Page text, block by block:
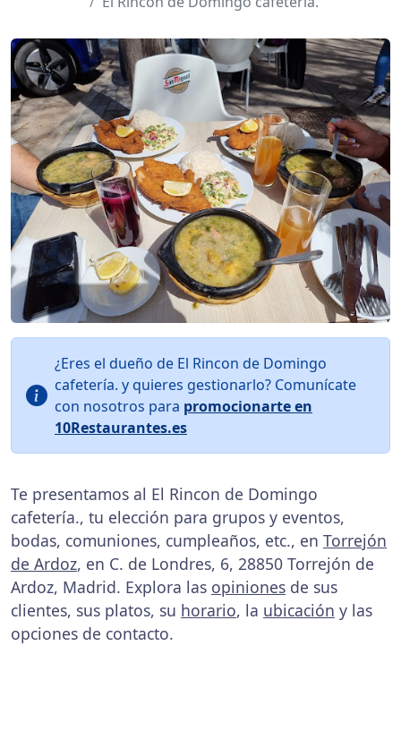
¿Eres el dueño de El Rincon de Domingo
cafetería. y quieres gestionarlo? Comunícate
con nosotros para promocionarte en
10Restaurantes.es
Te presentamos al El Rincon de Domingo
cafetería., tu elección para grupos y eventos,
bodas, comuniones, cumpleaños, etc., en Torrejón
de Ardoz, en C. de Londres, 6, 28850 Torrejón de
Ardoz, Madrid. Explora las opiniones de sus
clientes, sus platos, su horario, la ubicación y las
opciones de contacto.